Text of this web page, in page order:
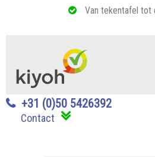
Van tekentafel tot
+31 (0)50 5426392
Contact